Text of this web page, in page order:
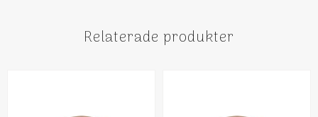
Relaterade produkter